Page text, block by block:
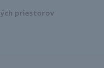
priestorov